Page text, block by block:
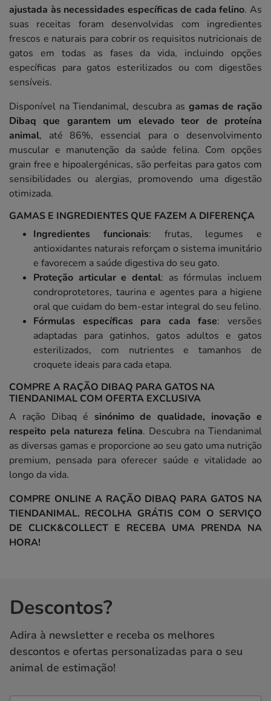
ajustada às necessidades específicas de cada felino. As
suas receitas foram desenvolvidas com ingredientes
frescos e naturais para cobrir os requisitos nutricionais de
gatos em todas as fases da vida, incluindo opções
específicas para gatos esterilizados ou com digestões
sensíveis.
Disponível na Tiendanimal, descubra as gamas de ração
Dibaq que garantem um elevado teor de proteína
animal, até 86%, essencial para o desenvolvimento
muscular e manutenção da saúde felina. Com opções
grain free e hipoalergénicas, são perfeitas para gatos com
sensibilidades ou alergias, promovendo uma digestão
otimizada.
GAMAS E INGREDIENTES QUE FAZEM A DIFERENÇA
Ingredientes funcionais: frutas, legumes e
antioxidantes naturais reforçam o sistema imunitário
e favorecem a saúde digestiva do seu gato.
Proteção articular e dental: as fórmulas incluem
condroprotetores, taurina e agentes para a higiene
oral que cuidam do bem-estar integral do seu felino.
Fórmulas específicas para cada fase: versões
adaptadas para gatinhos, gatos adultos e gatos
esterilizados, com nutrientes e tamanhos de
croquete ideais para cada etapa.
COMPRE A RAÇÃO DIBAQ PARA GATOS NA
TIENDANIMAL COM OFERTA EXCLUSIVA
A ração Dibaq é sinónimo de qualidade, inovação e
respeito pela natureza felina. Descubra na Tiendanimal
as diversas gamas e proporcione ao seu gato uma nutrição
premium, pensada para oferecer saúde e vitalidade ao
longo da vida.
COMPRE ONLINE A RAÇÃO DIBAQ PARA GATOS NA
TIENDANIMAL. RECOLHA GRÁTIS COM O SERVIÇO
DE CLICK&COLLECT E RECEBA UMA PRENDA NA
HORA!
Descontos?
Adira à newsletter e receba os melhores
descontos e ofertas personalizadas para o seu
animal de estimação!